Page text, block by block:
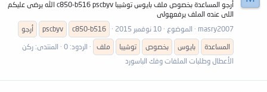
أرجو المساعدة بخصوص ملف بايوس توشيبا c850-b516 pscbyv الله يرضى عليكم
اللى عنده الملف يرفعهولى
masry2007
الموضوع 10 نوفمبر 2015 c850-b516
pscbyv
أرجو
المساعدة
بايوس بخصوص توشيبا ملف الردود: 0 المنتدى: ركن
الأعطال وطلبات الملفات وفك الباسورد